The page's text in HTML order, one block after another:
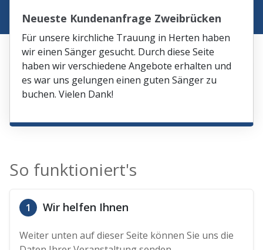
Neueste Kundenanfrage Zweibrücken
Für unsere kirchliche Trauung in Herten haben
wir einen Sänger gesucht. Durch diese Seite
haben wir verschiedene Angebote erhalten und
es war uns gelungen einen guten Sänger zu
buchen. Vielen Dank!
So funktioniert's
1 Wir helfen Ihnen
Weiter unten auf dieser Seite können Sie uns die